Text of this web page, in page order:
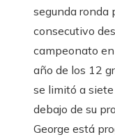
segunda ronda
consecutivo
campeonato
año de los 12
se limitó a
debajo de su
George está